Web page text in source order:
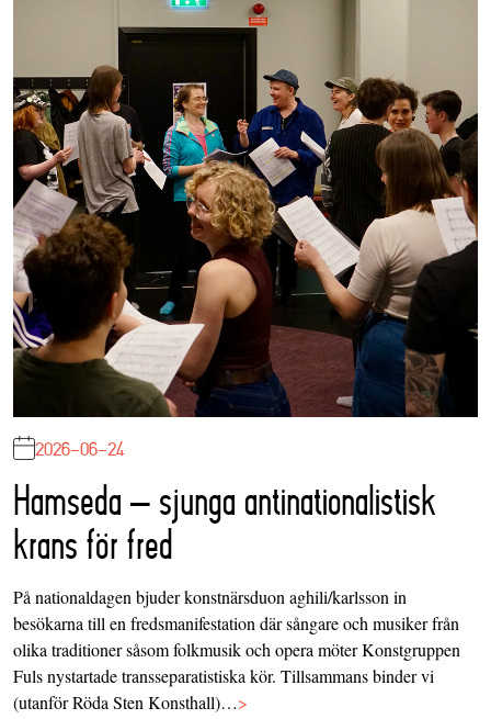
2026-06-24
Hamseda – sjunga antinationalistisk
krans för fred
På nationaldagen bjuder konstnärsduon aghili/karlsson in
besökarna till en fredsmanifestation där sångare och musiker från
olika traditioner såsom folkmusik och opera möter Konstgruppen
Fuls nystartade transseparatistiska kör. Tillsammans binder vi
(utanför Röda Sten Konsthall)…>